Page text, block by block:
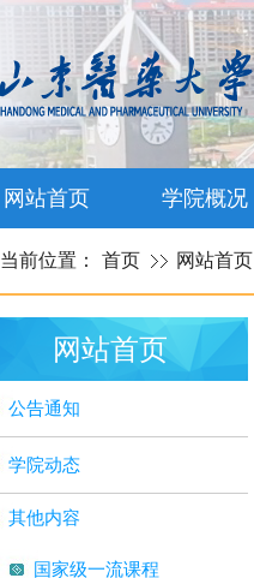
网站首页 学院概况
当前位置： 首页 网站首页
网站首页
公告通知
学院动态
其他内容
国家级一流课程